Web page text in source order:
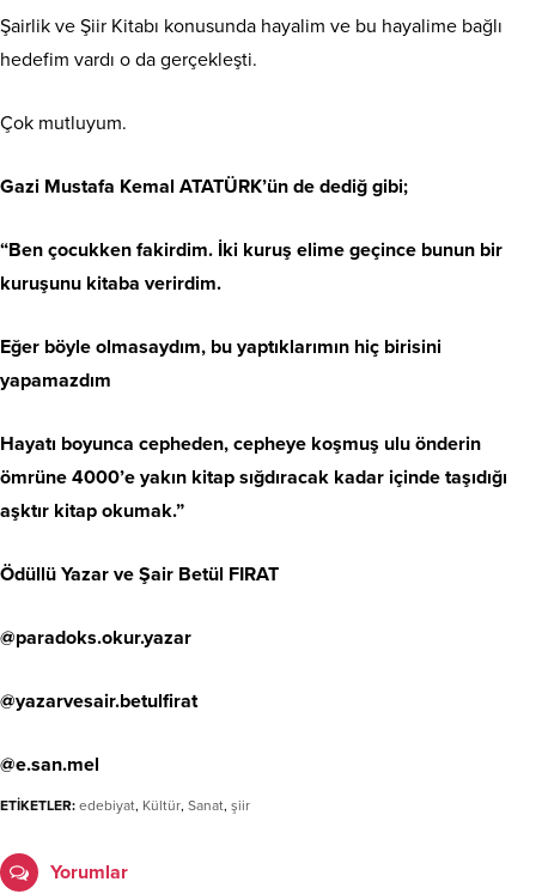
Şairlik ve Şiir Kitabı konusunda hayalim ve bu hayalime bağlı
hedefim vardı o da gerçekleşti.
Çok mutluyum.
Gazi Mustafa Kemal ATATÜRK’ün de dediğ gibi;
“Ben çocukken fakirdim. İki kuruş elime geçince bunun bir
kuruşunu kitaba verirdim.
Eğer böyle olmasaydım, bu yaptıklarımın hiç birisini
yapamazdım
Hayatı boyunca cepheden, cepheye koşmuş ulu önderin
ömrüne 4000’e yakın kitap sığdıracak kadar içinde taşıdığı
aşktır kitap okumak.”
Ödüllü Yazar ve Şair Betül FIRAT
@paradoks.okur.yazar
@yazarvesair.betulfirat
@e.san.mel
ETİKETLER: edebiyat, Kültür, Sanat, şiir
Yorumlar